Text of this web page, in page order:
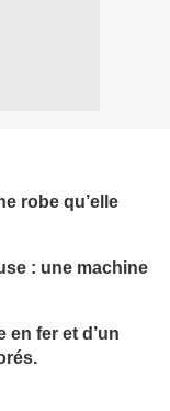
robe qu’elle
: une machine
en fer et d’un